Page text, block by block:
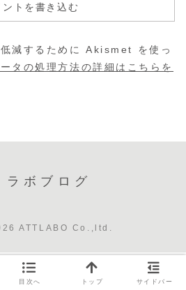
ントを書き込む
減するために Akismet を使っ
タの処理方法の詳細はこちらを
ラボブログ
ATTLABO Co.,ltd.
目次へ トップ サイドバー